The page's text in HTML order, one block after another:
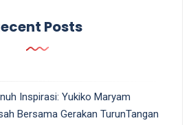
Posts
Inspirasi: Yukiko Maryam
Bersama Gerakan TurunTangan